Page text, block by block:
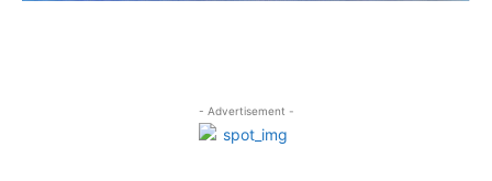
- Advertisement -